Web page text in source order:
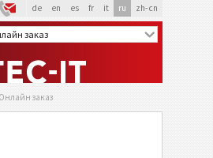
de en es fr it ru zh-cn
Онлайн заказ